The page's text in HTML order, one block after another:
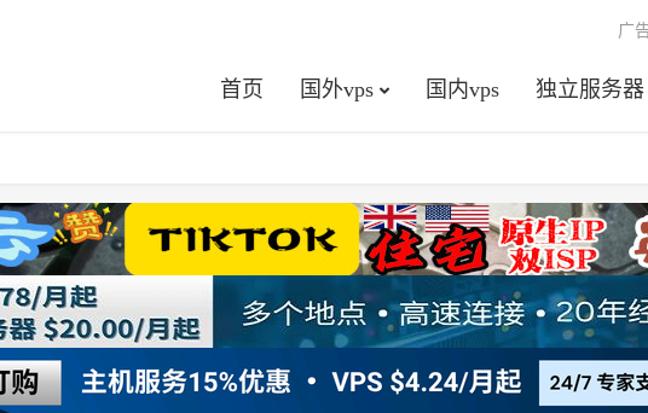
首页 国外vps 国内vps 独立服务器
广